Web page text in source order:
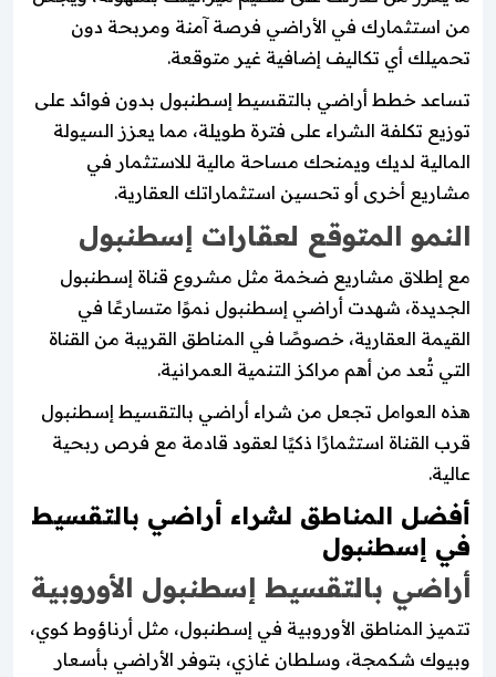
من استثمارك في الأراضي فرصة آمنة ومربحة دون
تحميلك أي تكاليف إضافية غير متوقعة.
تساعد خطط أراضي بالتقسيط إسطنبول بدون فوائد على
توزيع تكلفة الشراء على فترة طويلة، مما يعزز السيولة
المالية لديك ويمنحك مساحة مالية للاستثمار في
مشاريع أخرى أو تحسين استثماراتك العقارية.
النمو المتوقع لعقارات إسطنبول
مع إطلاق مشاريع ضخمة مثل مشروع قناة إسطنبول
الجديدة، شهدت أراضي إسطنبول نموًا متسارعًا في
القيمة العقارية، خصوصًا في المناطق القريبة من القناة
التي تُعد من أهم مراكز التنمية العمرانية.
هذه العوامل تجعل من شراء أراضي بالتقسيط إسطنبول
قرب القناة استثمارًا ذكيًا لعقود قادمة مع فرص ربحية
عالية.
أفضل المناطق لشراء أراضي بالتقسيط
في إسطنبول
أراضي بالتقسيط إسطنبول الأوروبية
تتميز المناطق الأوروبية في إسطنبول، مثل أرناؤوط كوي،
وبيوك شكمجة، وسلطان غازي، بتوفر الأراضي بأسعار